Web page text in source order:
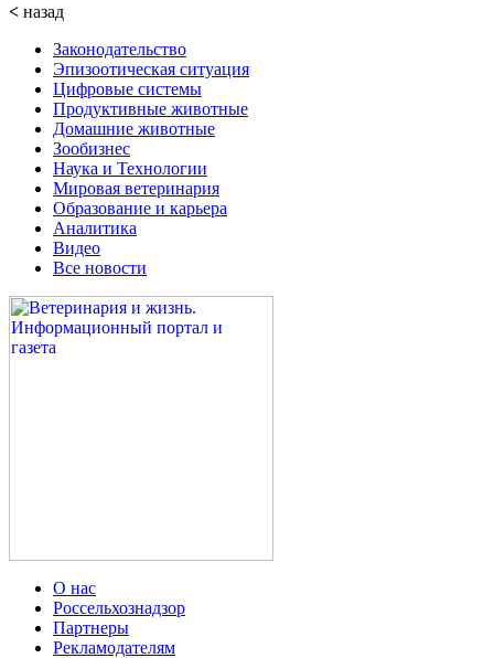
< назад
Законодательство
Эпизоотическая ситуация
Цифровые системы
Продуктивные животные
Домашние животные
Зообизнес
Наука и Технологии
Мировая ветеринария
Образование и карьера
Аналитика
Видео
Все новости
О нас
Россельхознадзор
Партнеры
Рекламодателям